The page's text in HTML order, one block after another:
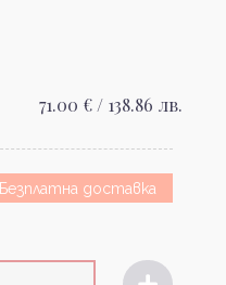
71.00 € / 138.86 лв.
Безплатна доставка